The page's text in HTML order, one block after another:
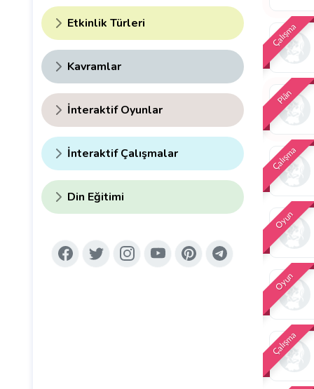
Etkinlik Türleri
Kavramlar
İnteraktif Oyunlar
İnteraktif Çalışmalar
Din Eğitimi
Çalışma
Plân
Çalışma
Oyun
Oyun
Çalışma